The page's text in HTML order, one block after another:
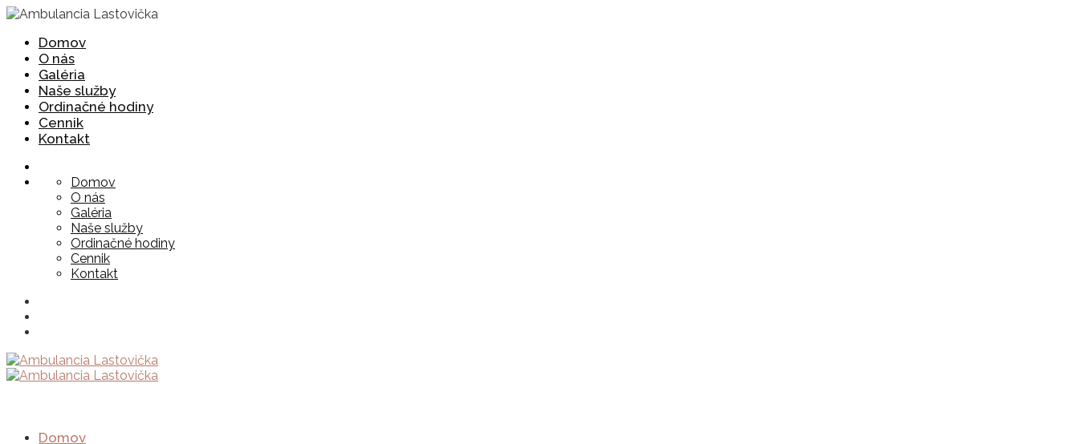
Domov
O nás
Galéria
Naše služby
Ordinačné hodiny
Cennik
Kontakt
Domov
O nás
Galéria
Naše služby
Ordinačné hodiny
Cennik
Kontakt
Domov